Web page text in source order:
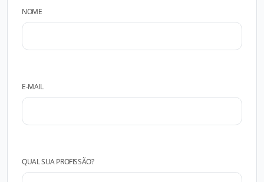
NOME
E-MAIL
QUAL SUA PROFISSÃO?